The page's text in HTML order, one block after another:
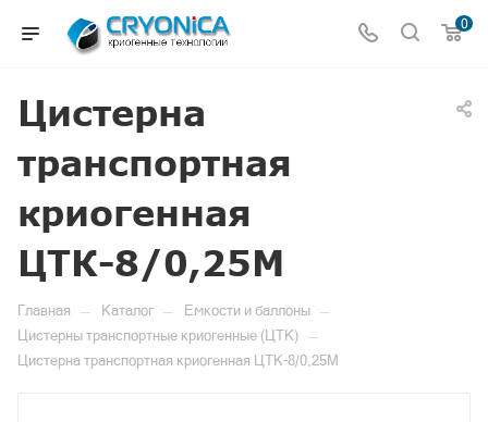
0
Цистерна
транспортная
криогенная
ЦТК-8/0,25M
Главная — Каталог — Емкости и баллоны —
Цистерны транспортные криогенные (ЦТК) —
Цистерна транспортная криогенная ЦТК-8/0,25M